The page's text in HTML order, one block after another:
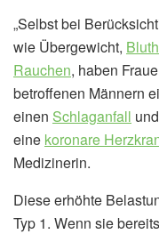
„Selbst bei
wie Übergewicht,
Rauchen, haben
betroffenen Männern
einen Schlaganfall
eine koronare
Medizinerin.
Diese erhöhte
Typ 1. Wenn sie